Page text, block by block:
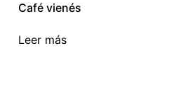
Café vienés
Leer más